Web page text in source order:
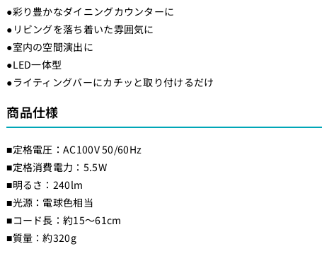
ン
ト
ラ
イ
ト
（
木
枠
）
電
球
色
ブ
ン
ト
ラ
ト
木
）
電
球
色
ブ
ラ
●彩り豊かなダイニングカウンターに
●リビングを落ち着いた雰囲気に
●室内の空間演出に
●LED一体型
●ライティングバーにカチッと取り付けるだけ
商品仕様
■定格電圧：AC100V 50/60Hz
■定格消費電力：5.5W
■明るさ：240lm
■光源：電球色相当
■コード長：約15～61cm
■質量：約320g